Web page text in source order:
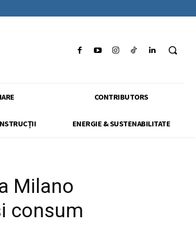
CONTRIBUTORS
ENERGIE & SUSTENABILITATE
Milano
consum